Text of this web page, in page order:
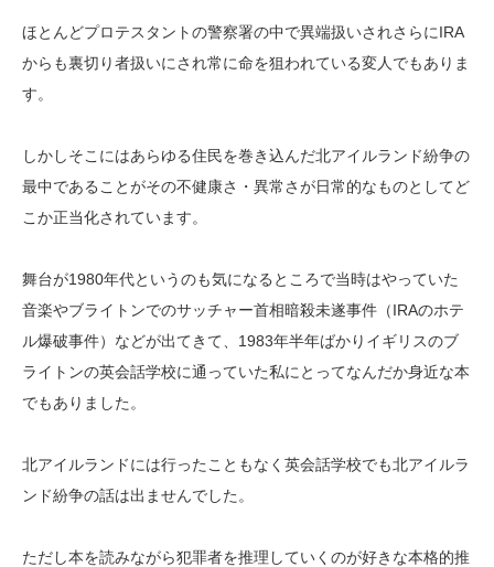
ほとんどプロテスタントの警察署の中で異端扱いされさらにIRA
からも裏切り者扱いにされ常に命を狙われている変人でもありま
す。
しかしそこにはあらゆる住民を巻き込んだ北アイルランド紛争の
最中であることがその不健康さ・異常さが日常的なものとしてど
こか正当化されています。
舞台が1980年代というのも気になるところで当時はやっていた
音楽やブライトンでのサッチャー首相暗殺未遂事件（IRAのホテ
ル爆破事件）などが出てきて、1983年半年ばかりイギリスのブ
ライトンの英会話学校に通っていた私にとってなんだか身近な本
でもありました。
北アイルランドには行ったこともなく英会話学校でも北アイルラ
ンド紛争の話は出ませんでした。
ただし本を読みながら犯罪者を推理していくのが好きな本格的推